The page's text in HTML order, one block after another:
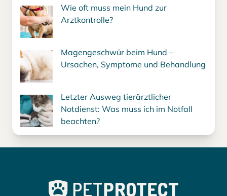
Wie oft muss mein Hund zur
Arztkontrolle?
Magengeschwür beim Hund –
Ursachen, Symptome und Behandlung
Letzter Ausweg tierärztlicher
Notdienst: Was muss ich im Notfall
beachten?